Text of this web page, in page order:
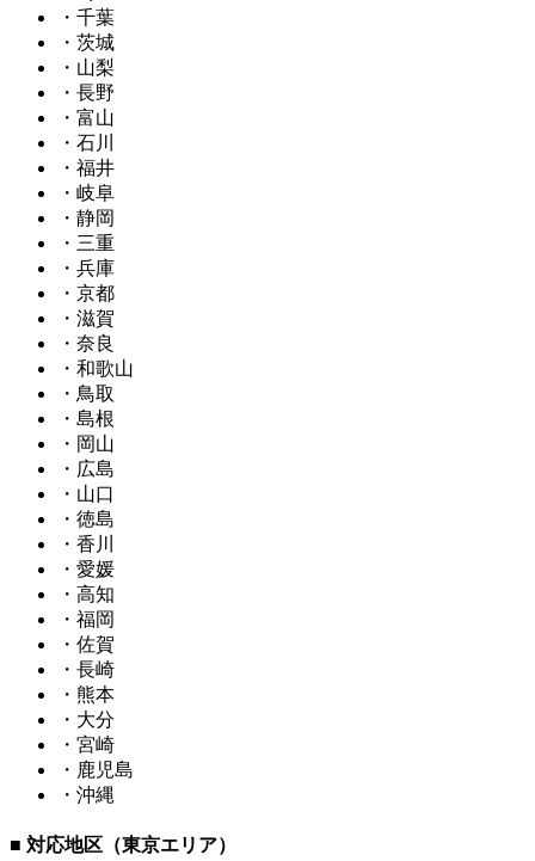
・千葉
・茨城
・山梨
・長野
・富山
・石川
・福井
・岐阜
・静岡
・三重
・兵庫
・京都
・滋賀
・奈良
・和歌山
・鳥取
・島根
・岡山
・広島
・山口
・徳島
・香川
・愛媛
・高知
・福岡
・佐賀
・長崎
・熊本
・大分
・宮崎
・鹿児島
・沖縄
■ 対応地区（東京エリア）